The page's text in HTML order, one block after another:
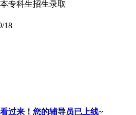
专科生招生录取
18
过来！您的辅导员已上线~